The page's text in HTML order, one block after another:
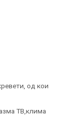
од кои
ТВ,клима